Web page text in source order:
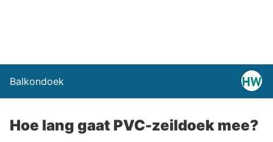
Balkondoek
Hoe lang gaat PVC-zeildoek mee?